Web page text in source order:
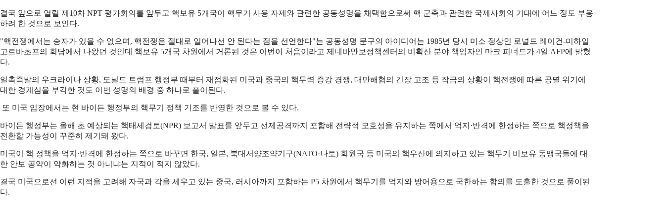
결국 앞으로 열릴 제10차 NPT 평가회의를 앞두고 핵보유 5개국이 핵무기 사용 자제와 관련한 공동성명을 채택함으로써 핵 군축과 관련한 국제사회의 기대에 어느 정도 부응
하려 한 것으로 보인다.
"핵전쟁에서는 승자가 있을 수 없으며, 핵전쟁은 절대로 일어나선 안 된다는 점을 선언한다"는 공동성명 문구의 아이디어는 1985년 당시 미소 정상인 로널드 레이건-미하일
고르바초프의 회담에서 나왔던 것인데 핵보유 5개국 차원에서 거론된 것은 이번이 처음이라고 제네바안보정책센터의 비확산 분야 책임자인 마크 피너드가 4일 AFP에 밝혔
다.
일촉즉발의 우크라이나 상황, 도널드 트럼프 행정부 때부터 재점화된 미국과 중국의 핵무력 증강 경쟁, 대만해협의 긴장 고조 등 작금의 상황이 핵전쟁에 따른 공멸 위기에
대한 경계심을 부각한 것도 이번 성명의 배경 중 하나로 풀이된다.
또 미국 입장에서는 현 바이든 행정부의 핵무기 정책 기조를 반영한 것으로 볼 수 있다.
바이든 행정부는 올해 초 예상되는 핵태세검토(NPR) 보고서 발표를 앞두고 선제공격까지 포함해 전략적 모호성을 유지하는 쪽에서 억지·반격에 한정하는 쪽으로 핵정책을
전환할 가능성이 꾸준히 제기돼 왔다.
미국이 핵 정책을 억지·반격에 한정하는 쪽으로 바꾸면 한국, 일본, 북대서양조약기구(NATO·나토) 회원국 등 미국의 핵우산에 의지하고 있는 핵무기 비보유 동맹국들에 대
한 안보 공약이 약화하는 것 아니냐는 지적이 적지 않았다.
결국 미국으로선 이런 지적을 고려해 자국과 각을 세우고 있는 중국, 러시아까지 포함하는 P5 차원에서 핵무기를 억지와 방어용으로 국한하는 합의를 도출한 것으로 풀이된
다.